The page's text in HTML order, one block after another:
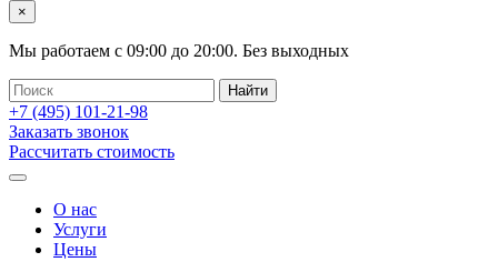
×
Мы работаем с 09:00 до 20:00. Без выходных
+7 (495) 101-21-98
Заказать звонок
Рассчитать стоимость
О нас
Услуги
Цены